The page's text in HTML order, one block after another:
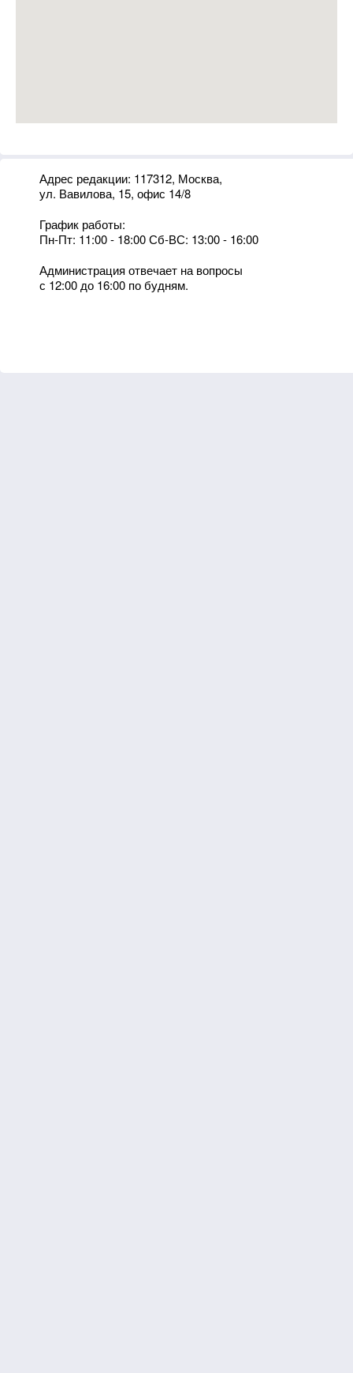
Адрес редакции: 117312, Москва,
ул. Вавилова, 15, офис 14/8
График работы:
Пн-Пт: 11:00 - 18:00 Сб-ВС: 13:00 - 16:00
Администрация отвечает на вопросы
с 12:00 до 16:00 по будням.